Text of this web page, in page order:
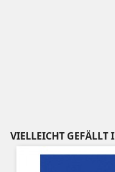
VIELLEICHT GEFÄLLT